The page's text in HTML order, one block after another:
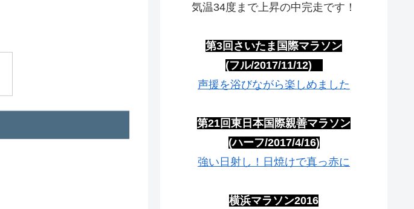
気温34度まで上昇の中完走です！
第3回さいたま国際マラソン
(フル/2017/11/12)
声援を浴びながら楽しめました
第21回東日本国際親善マラソン
(ハーフ/2017/4/16)
強い日射し！日焼けで真っ赤に
横浜マラソン2016